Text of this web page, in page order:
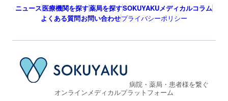
ニュース医療機関を探す薬局を探すSOKUYAKUメディカルコラム
よくある質問お問い合わせプライバシーポリシー
病院・薬局・患者様を繋ぐ
オンラインメディカルプラットフォーム